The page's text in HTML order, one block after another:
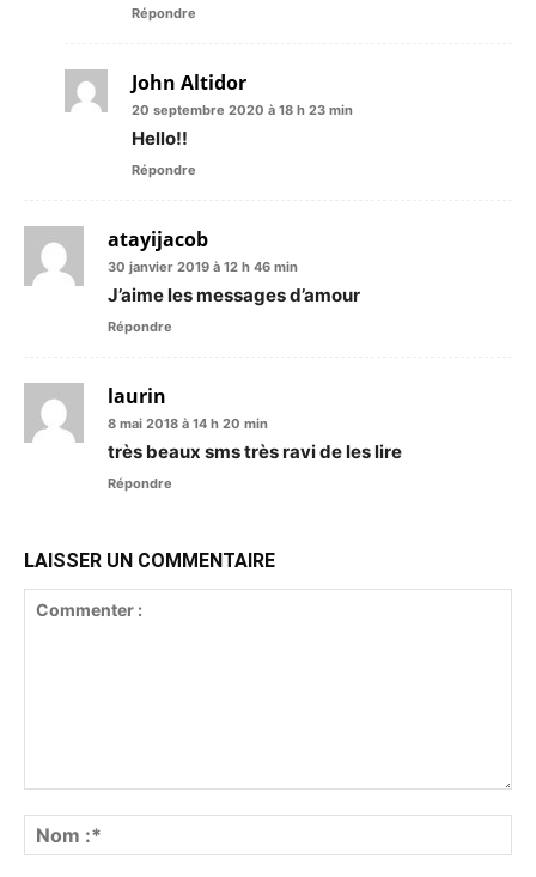
Répondre
John Altidor
20 septembre 2020 à 18 h 23 min
Hello!!
Répondre
atayijacob
30 janvier 2019 à 12 h 46 min
J’aime les messages d’amour
Répondre
laurin
8 mai 2018 à 14 h 20 min
très beaux sms très ravi de les lire
Répondre
LAISSER UN COMMENTAIRE